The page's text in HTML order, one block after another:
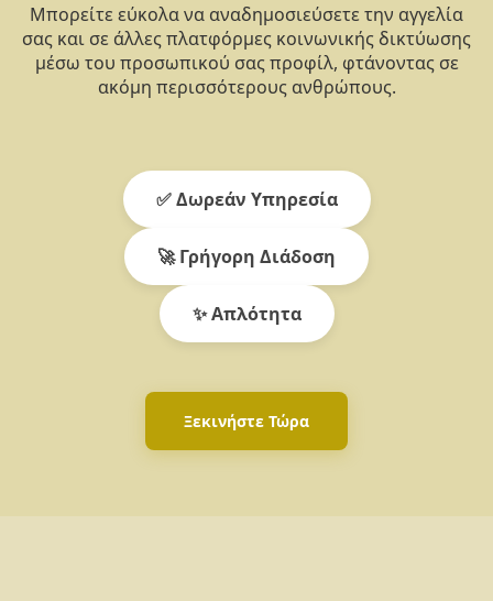
Μπορείτε εύκολα να αναδημοσιεύσετε την αγγελία
σας και σε άλλες πλατφόρμες κοινωνικής δικτύωσης
μέσω του προσωπικού σας προφίλ, φτάνοντας σε
ακόμη περισσότερους ανθρώπους.
✅ Δωρεάν Υπηρεσία
🚀 Γρήγορη Διάδοση
✨ Απλότητα
Ξεκινήστε Τώρα